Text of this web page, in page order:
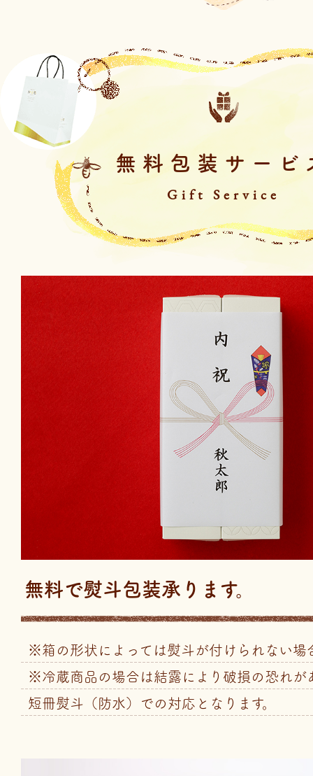
無料包装サービ
Gift Service
無料で熨斗包装承ります。
※箱の形状によっては熨斗が付けられない場
※冷蔵商品の場合は結露により破損の恐れが
短冊熨斗（防水）での対応となります。